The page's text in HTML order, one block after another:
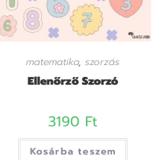
matematika, szorzás
Ellenőrző Szorzó
3190 Ft
Kosárba teszem